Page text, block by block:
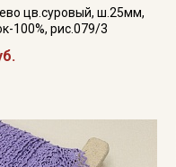
цв.суровый, ш.25мм,
100%, рис.079/3